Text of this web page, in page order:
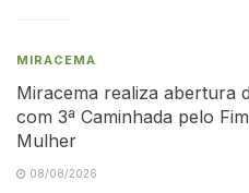
MIRACEMA
Miracema realiza abertura
com 3ª Caminhada pelo
Mulher
08/08/2026